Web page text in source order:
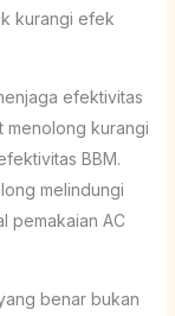
kurangi efek
efektivitas
menolong kurangi
BBM.
melindungi
pemakaian AC
benar bukan